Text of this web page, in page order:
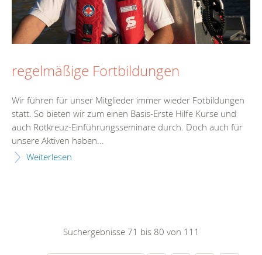
regelmäßige Fortbildungen
Wir führen für unser Mitglieder immer wieder Fotbildungen
statt. So bieten wir zum einen Basis-Erste Hilfe Kurse und
auch Rotkreuz-Einführungsseminare durch. Doch auch für
unsere Aktiven haben...
Weiterlesen
Suchergebnisse 71 bis 80 von 111